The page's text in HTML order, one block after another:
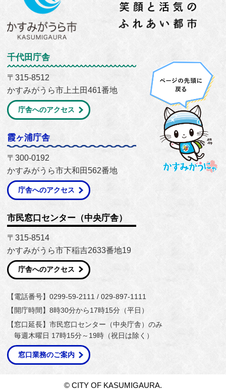
千代田庁舎
〒315-8512
かすみがうら市上土田461番地
庁舎へのアクセス
霞ヶ浦庁舎
〒300-0192
かすみがうら市大和田562番地
庁舎へのアクセス
市民窓口センター（中央庁舎）
〒315-8514
かすみがうら市下稲吉2633番地19
庁舎へのアクセス
【電話番号】0299-59-2111 / 029-897-1111
【開庁時間】8時30分から17時15分（平日）
【窓口延長】市民窓口センター（中央庁舎）のみ
毎週木曜日 17時15分～19時（祝日は除く）
窓口業務のご案内
© CITY OF KASUMIGAURA.